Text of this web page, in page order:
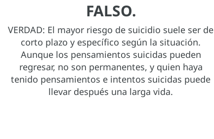
FALSO.
VERDAD: El mayor riesgo de suicidio suele ser de
corto plazo y específico según la situación.
Aunque los pensamientos suicidas pueden
regresar, no son permanentes, y quien haya
tenido pensamientos e intentos suicidas puede
llevar después una larga vida.